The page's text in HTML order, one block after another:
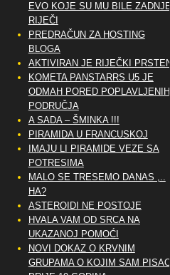
EVO KOJE SU MU BILE ZADNJE
RIJEČI
PREDRAČUN ZA HOSTING
BLOGA
AKTIVIRAN JE RIJEČKI PRSTEN
KOMETA PANSTARRS U5 JE
ODMAH PORED POPLAVLJENIH
PODRUČJA
A SADA – ŠMINKA !!!
PIRAMIDA U FRANCUSKOJ
IMAJU LI PIRAMIDE VEZE SA
POTRESIMA
MALO SE TRESEMO DANAS ,..
HA?
ASTEROIDI NE POSTOJE
HVALA VAM OD SRCA NA
UKAZANOJ POMOĆI
NOVI DOKAZ O KRVNIM
GRUPAMA O KOJIM SAM PISAO